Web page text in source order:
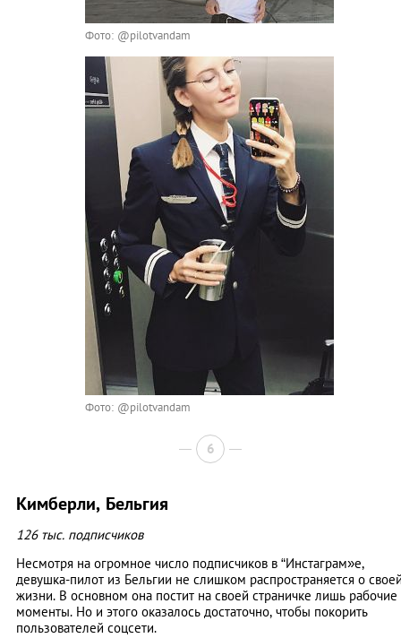
Фото: @pilotvandam
Фото: @pilotvandam
6
Кимберли, Бельгия
126 тыс. подписчиков
Несмотря на огромное число подписчиков в “Инстаграм»е,
девушка-пилот из Бельгии не слишком распространяется о
жизни. В основном она постит на своей страничке лишь рабочие
моменты. Но и этого оказалось достаточно, чтобы покорить
пользователей соцсети.